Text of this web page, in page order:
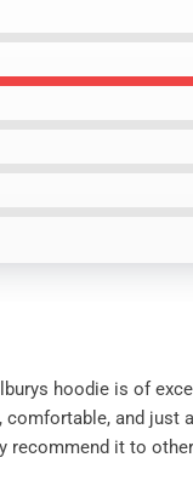
hoodie is of
comfortable, and just
recommend it to